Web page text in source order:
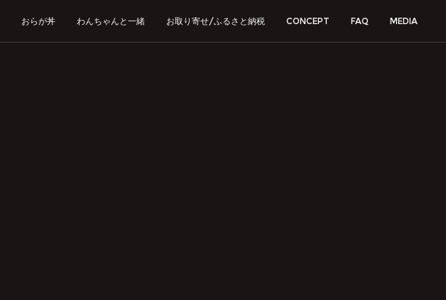
おらが丼 わんちゃんと一緒 お取り寄せ/ふるさと納税 CONCEPT FAQ MEDIA